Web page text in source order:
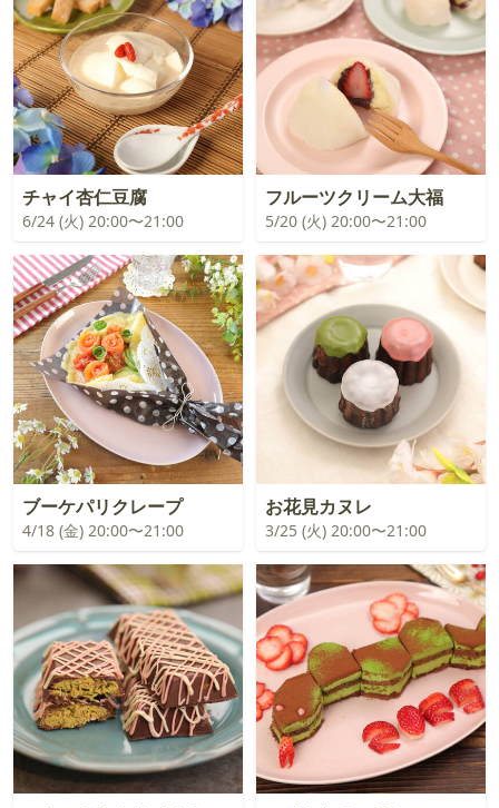
チャイ杏仁豆腐
6/24 (火) 20:00〜21:00
フルーツクリーム大福
5/20 (火) 20:00〜21:00
ブーケパリクレープ
4/18 (金) 20:00〜21:00
お花見カヌレ
3/25 (火) 20:00〜21:00